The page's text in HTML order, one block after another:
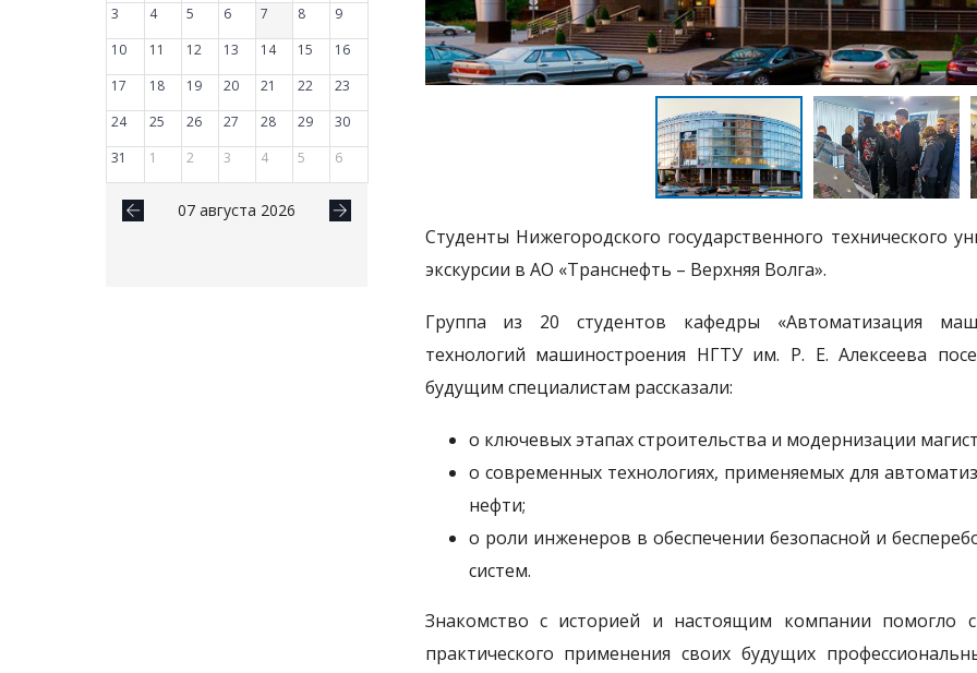
3
4 5 6 7 8
9
10
11 12 13 14 15
16
17
18 19 20 21 22
23
24
25 26 27 28 29
30
31
1 2 3 4 5 6
07 августа 2026
Студенты Нижегородского государственного технического
экскурсии в АО «Транснефть – Верхняя Волга».
Группа из 20 студентов кафедры «Автоматизация
технологий машиностроения НГТУ им. Р. Е. Алексеева
будущим специалистам рассказали:
о ключевых этапах строительства и модернизации
о современных технологиях, применяемых для
нефти;
о роли инженеров в обеспечении безопасной и
систем.
Знакомство с историей и настоящим компании помогло
практического применения своих будущих